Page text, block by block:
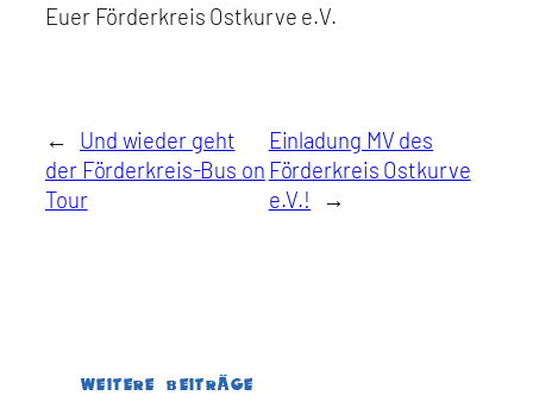
Euer Förderkreis Ostkurve e.V.
←
Und wieder geht
der Förderkreis-Bus on
Tour
Einladung MV des
Förderkreis Ostkurve
e.V.!
→
WEITERE BEITRÄGE